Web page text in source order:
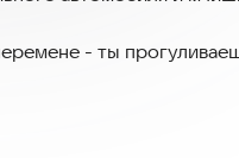
- ты
Но вот незадача -
а выживать в